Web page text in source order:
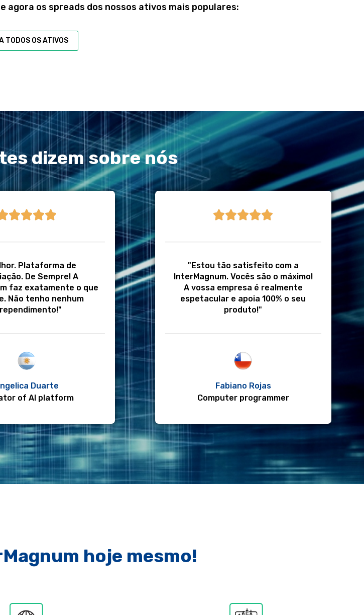
agora os spreads dos nossos ativos mais populares:
TODOS OS ATIVOS
dizem sobre nós

Plataforma de
De Sempre! A
faz exatamente o que
Não tenho nenhum
Duarte
of AI platform

"Estou tão satisfeito com a
InterMagnum. Vocês são o máximo!
A vossa empresa é realmente
espetacular e apoia 100% o seu
produto!"
Fabiano Rojas
Computer programmer
hoje mesmo!